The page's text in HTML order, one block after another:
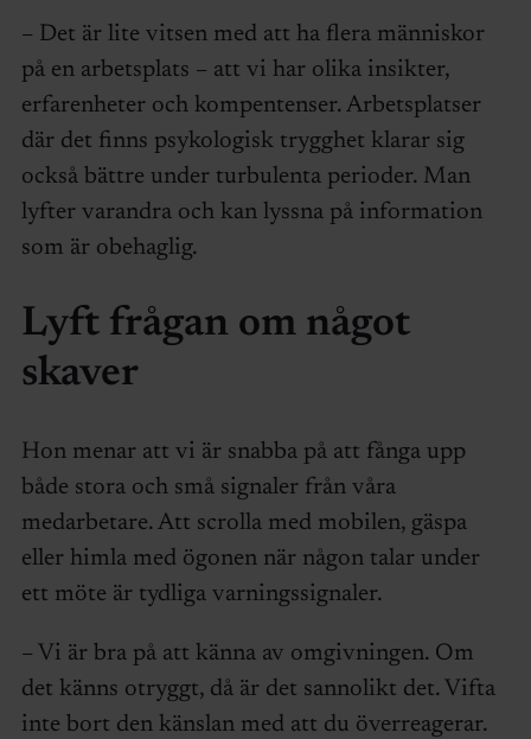
– Det är lite vitsen med att ha flera människor
på en arbetsplats – att vi har olika insikter,
erfarenheter och kompentenser. Arbetsplatser
där det finns psykologisk trygghet klarar sig
också bättre under turbulenta perioder. Man
lyfter varandra och kan lyssna på information
som är obehaglig.
Lyft frågan om något
skaver
Hon menar att vi är snabba på att fånga upp
både stora och små signaler från våra
medarbetare. Att scrolla med mobilen, gäspa
eller himla med ögonen när någon talar under
ett möte är tydliga varningssignaler.
– Vi är bra på att känna av omgivningen. Om
det känns otryggt, då är det sannolikt det. Vifta
inte bort den känslan med att du överreagerar.